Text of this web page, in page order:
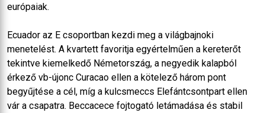
európaiak.
Ecuador az E csoportban kezdi meg a világbajnoki
menetelést. A kvartett favoritja egyértelműen a kereterőt
tekintve kiemelkedő Németország, a negyedik kalapból
érkező vb-újonc Curacao ellen a kötelező három pont
begyűjtése a cél, míg a kulcsmeccs Elefántcsontpart ellen
vár a csapatra. Beccacece fojtogató letámadása és stabil